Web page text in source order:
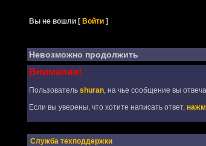
Вы не вошли [Войти ]
Невозможно продолжить
Внимание!
Пользователь shuran, на чье сообщение вы
Если вы уверены, что хотите написать ответ,
Служба техподдержки